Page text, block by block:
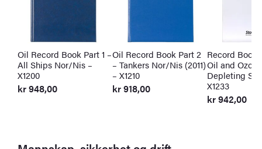
Oil Record Book Part 1 –
All Ships Nor/Nis –
X1200
kr948,00
Oil Record Book Part 2
– Tankers Nor/Nis (2011)
– X1210
kr918,00
Record Book
Oil and Ozone
Depleting
X1233
kr942,00